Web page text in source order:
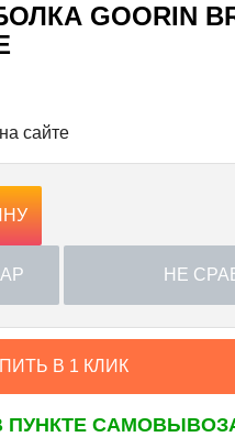
GOORIN
сайте
НЕ
В 1 КЛИК
ПУНКТЕ